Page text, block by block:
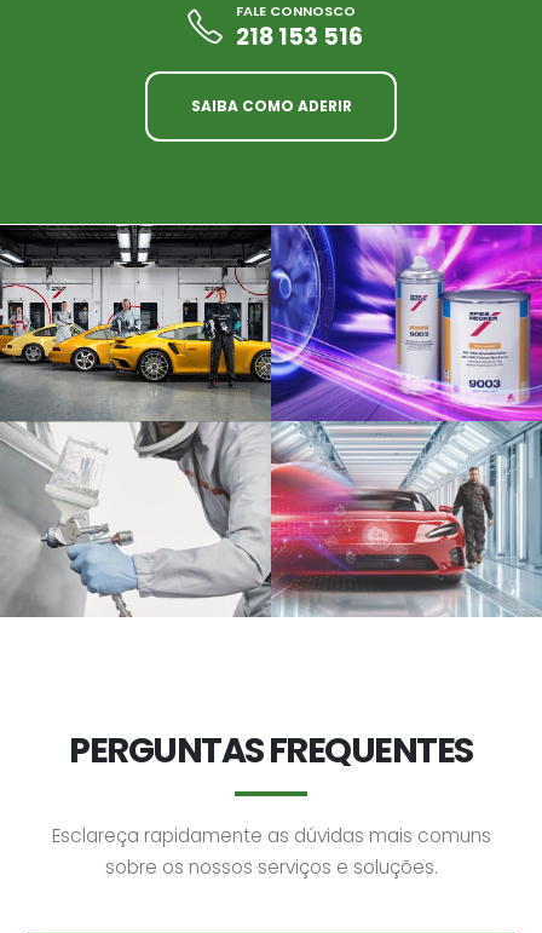
FALE CONNOSCO
218 153 516
SAIBA COMO ADERIR
PERGUNTAS FREQUENTES
Esclareça rapidamente as dúvidas mais comuns
sobre os nossos serviços e soluções.